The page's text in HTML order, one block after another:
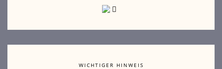
WICHTIGER HINWEIS